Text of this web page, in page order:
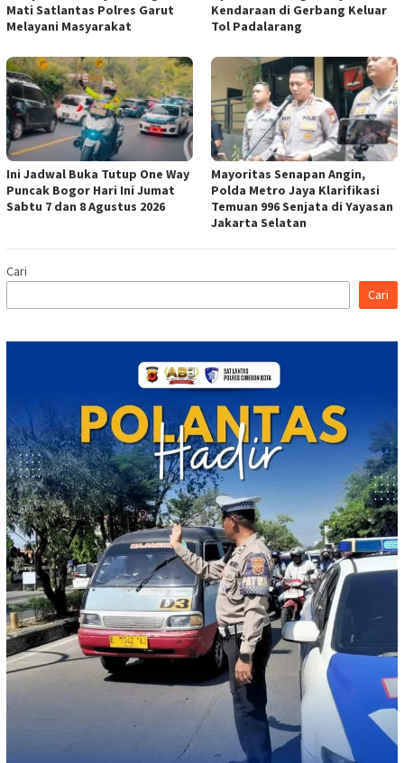
Mati Satlantas Polres Garut
Melayani Masyarakat
Kendaraan di Gerbang Keluar
Tol Padalarang
Ini Jadwal Buka Tutup One Way
Puncak Bogor Hari Ini Jumat
Sabtu 7 dan 8 Agustus 2026
Mayoritas Senapan Angin,
Polda Metro Jaya Klarifikasi
Temuan 996 Senjata di Yayasan
Jakarta Selatan
Cari
Cari